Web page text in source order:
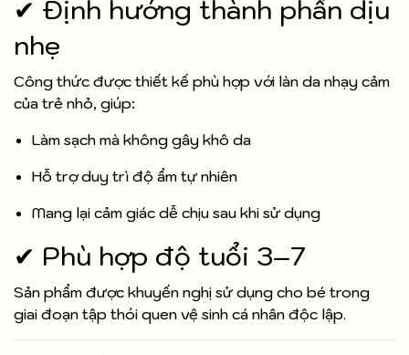
✔ Định hướng thành phần dịu
nhẹ
Công thức được thiết kế phù hợp với làn da nhạy cảm
của trẻ nhỏ, giúp:
Làm sạch mà không gây khô da
Hỗ trợ duy trì độ ẩm tự nhiên
Mang lại cảm giác dễ chịu sau khi sử dụng
✔ Phù hợp độ tuổi 3–7
Sản phẩm được khuyến nghị sử dụng cho bé trong
giai đoạn tập thói quen vệ sinh cá nhân độc lập.